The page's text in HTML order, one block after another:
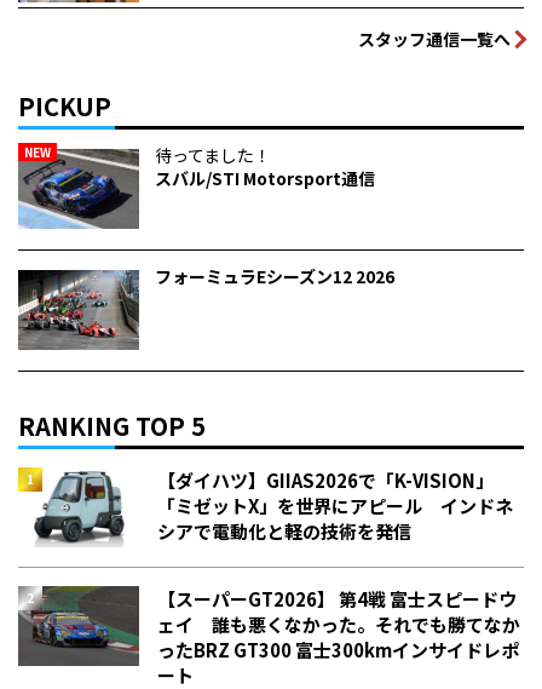
スタッフ通信一覧へ
PICKUP
NEW
待ってました！
スバル/STI Motorsport通信
フォーミュラEシーズン12 2026
RANKING TOP 5
【ダイハツ】GIIAS2026で「K-VISION」
「ミゼットX」を世界にアピール インドネ
シアで電動化と軽の技術を発信
【スーパーGT2026】 第4戦 富士スピードウ
ェイ 誰も悪くなかった。それでも勝てなか
った――BRZ GT300 富士300kmインサイドレポ
ート